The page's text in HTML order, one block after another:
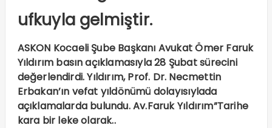
ufkuyla gelmiştir.
ASKON Kocaeli Şube Başkanı Avukat Ömer Faruk
Yıldırım basın açıklamasıyla 28 Şubat sürecini
değerlendirdi. Yıldırım, Prof. Dr. Necmettin
Erbakan’ın vefat yıldönümü dolayısıylada
açıklamalarda bulundu. Av.Faruk Yıldırım”Tarihe
kara bir leke olarak..